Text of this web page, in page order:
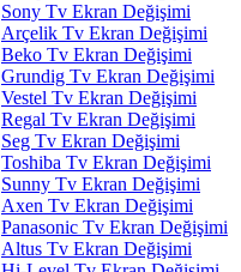
Sony Tv Ekran Değişimi
Arçelik Tv Ekran Değişimi
Beko Tv Ekran Değişimi
Grundig Tv Ekran Değişimi
Vestel Tv Ekran Değişimi
Regal Tv Ekran Değişimi
Seg Tv Ekran Değişimi
Toshiba Tv Ekran Değişimi
Sunny Tv Ekran Değişimi
Axen Tv Ekran Değişimi
Panasonic Tv Ekran Değişimi
Altus Tv Ekran Değişimi